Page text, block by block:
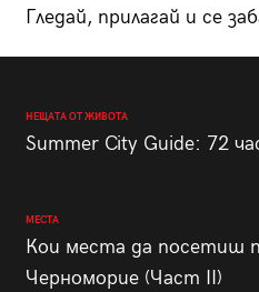
Гледай, прилагай и се
НЕЩАТА ОТ ЖИВОТА
Summer City Guide: 72
МЕСТА
Кои места да посетиш
Черноморие (Част II)